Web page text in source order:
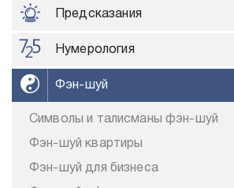
Предсказания
Нумерология
Фэн-шуй
Символы и талисманы фэн-шуй
Фэн-шуй квартиры
Фэн-шуй для бизнеса